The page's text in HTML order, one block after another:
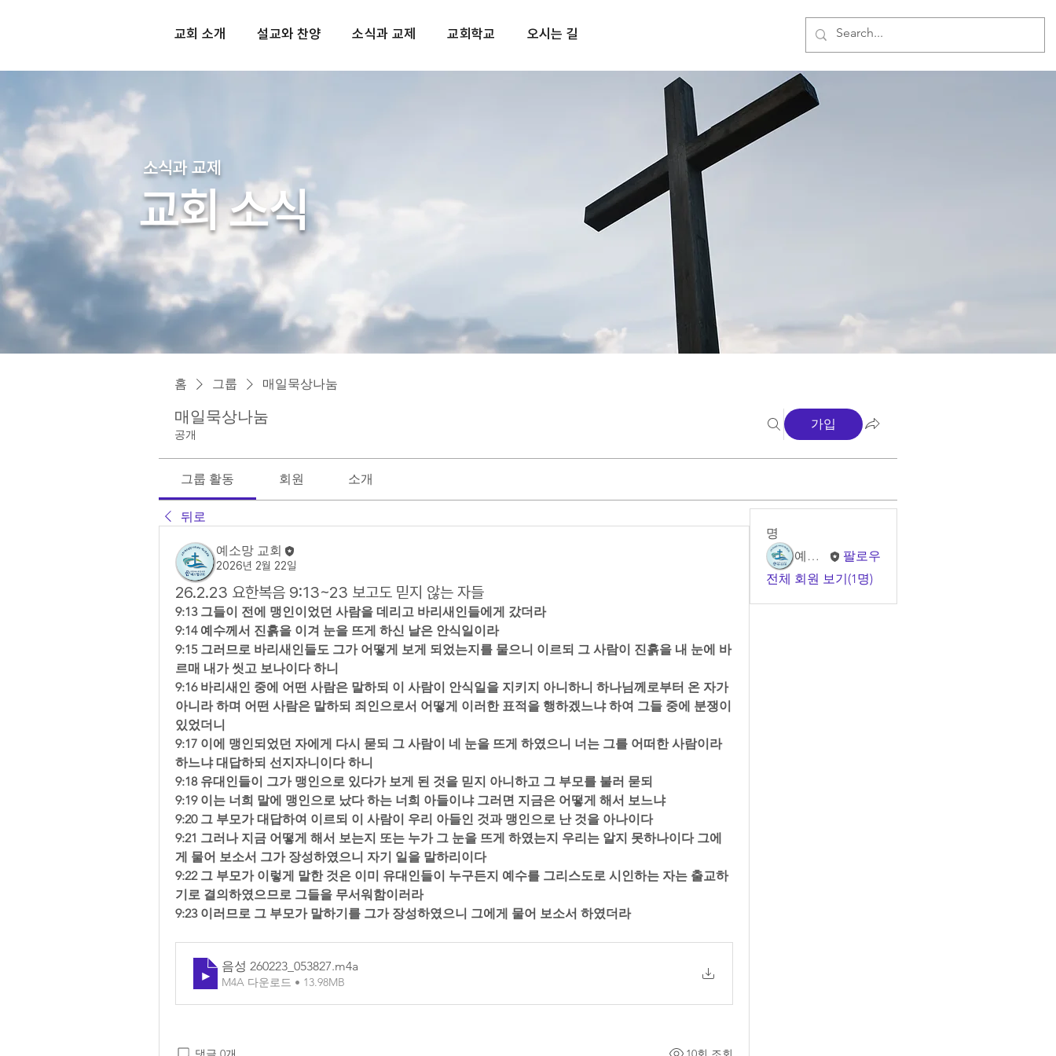
교회 소개 설교와 찬양 소식과 교제 교회학교 오시는 길
소식과 교제
교회 소식
홈 그룹 매일묵상나눔
매일묵상나눔
공개
가입
그룹 활동 회원 소개
뒤로
예소망 교회
2026년 2월 22일
26.2.23 요한복음 9:13~23 보고도 믿지 않는 자들
9:13 그들이 전에 맹인이었던 사람을 데리고 바리새인들에게 갔더라
9:14 예수께서 진흙을 이겨 눈을 뜨게 하신 날은 안식일이라
9:15 그러므로 바리새인들도 그가 어떻게 보게 되었는지를 물으니 이르되 그 사람이 진흙을 내 눈에 바
르매 내가 씻고 보나이다 하니
9:16 바리새인 중에 어떤 사람은 말하되 이 사람이 안식일을 지키지 아니하니 하나님께로부터 온 자가
아니라 하며 어떤 사람은 말하되 죄인으로서 어떻게 이러한 표적을 행하겠느냐 하여 그들 중에 분쟁이
있었더니
9:17 이에 맹인되었던 자에게 다시 묻되 그 사람이 네 눈을 뜨게 하였으니 너는 그를 어떠한 사람이라
하느냐 대답하되 선지자니이다 하니
9:18 유대인들이 그가 맹인으로 있다가 보게 된 것을 믿지 아니하고 그 부모를 불러 묻되
9:19 이는 너희 말에 맹인으로 났다 하는 너희 아들이냐 그러면 지금은 어떻게 해서 보느냐
9:20 그 부모가 대답하여 이르되 이 사람이 우리 아들인 것과 맹인으로 난 것을 아나이다
9:21 그러나 지금 어떻게 해서 보는지 또는 누가 그 눈을 뜨게 하였는지 우리는 알지 못하나이다 그에
게 물어 보소서 그가 장성하였으니 자기 일을 말하리이다
9:22 그 부모가 이렇게 말한 것은 이미 유대인들이 누구든지 예수를 그리스도로 시인하는 자는 출교하
기로 결의하였으므로 그들을 무서워함이러라
9:23 이러므로 그 부모가 말하기를 그가 장성하였으니 그에게 물어 보소서 하였더라
음성 260223_053827.m4a
M4A 다운로드 • 13.98MB
명
예소망 교회
팔로우
전체 회원 보기(1명)